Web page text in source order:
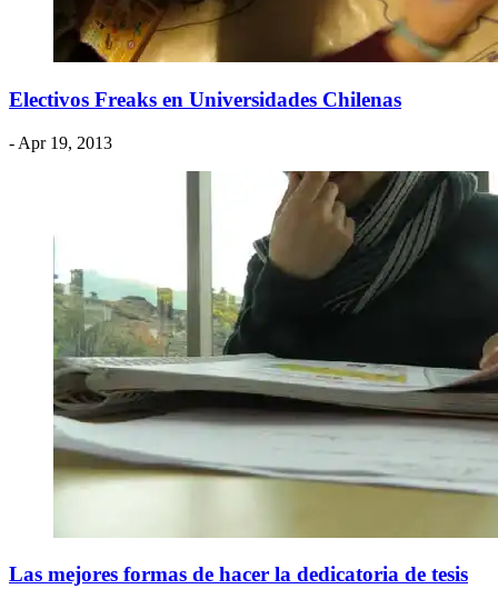
Electivos Freaks en Universidades Chilenas
- Apr 19, 2013
Las mejores formas de hacer la dedicatoria de tesis